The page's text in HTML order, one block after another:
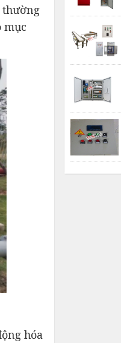
thường
mục
hóa